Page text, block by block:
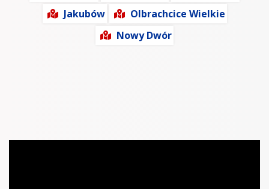
Jakubów
Olbrachcice Wielkie
Nowy Dwór